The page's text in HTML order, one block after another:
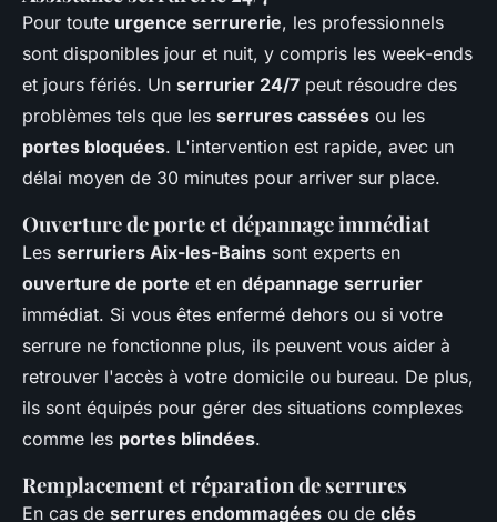
Pour toute urgence serrurerie, les professionnels
sont disponibles jour et nuit, y compris les week-ends
et jours fériés. Un serrurier 24/7 peut résoudre des
problèmes tels que les serrures cassées ou les
portes bloquées. L'intervention est rapide, avec un
délai moyen de 30 minutes pour arriver sur place.
Ouverture de porte et dépannage immédiat
Les serruriers Aix-les-Bains sont experts en
ouverture de porte et en dépannage serrurier
immédiat. Si vous êtes enfermé dehors ou si votre
serrure ne fonctionne plus, ils peuvent vous aider à
retrouver l'accès à votre domicile ou bureau. De plus,
ils sont équipés pour gérer des situations complexes
comme les portes blindées.
Remplacement et réparation de serrures
En cas de serrures endommagées ou de clés